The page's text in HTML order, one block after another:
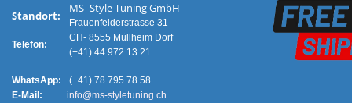
Standort:
Telefon:
MS- Style Tuning GmbH
Frauenfelderstrasse 31
CH- 8555 Müllheim Dorf
(+41) 44 972 13 21
WhatsApp:
(+41) 78 795 78 58
E-Mail:
info@ms-styletuning.ch